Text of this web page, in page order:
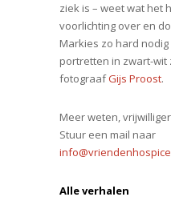
ziek is – weet wat het
voorlichting over en
Markies zo hard
portretten in zwart-wit
fotograafGijs Proost.
Meer weten,
Stuur een mail naar
Alle verhalen